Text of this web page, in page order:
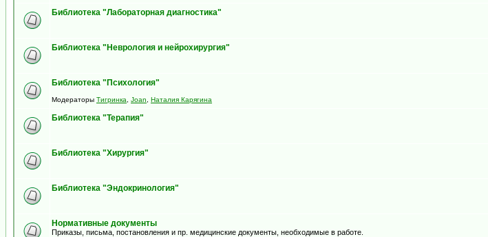
Библиотека "Лабораторная диагностика"
Библиотека "Неврология и нейрохирургия"
Библиотека "Психология"
Модераторы Тигринка Joan Наталия Карягина
Библиотека "Терапия"
Библиотека "Хирургия"
Библиотека "Эндокринология"
Нормативные документы
Приказы, письма, постановления и пр. медицинские документы, необходимые в работе.